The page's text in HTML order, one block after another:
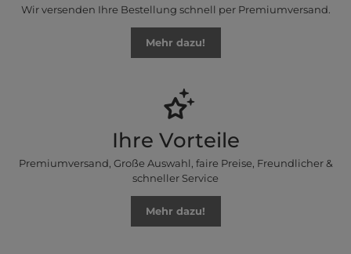
Wir versenden Ihre Bestellung schnell per Premiumversand.
Mehr dazu!
Ihre Vorteile
Premiumversand, Große Auswahl, faire Preise, Freundlicher &
schneller Service
Mehr dazu!